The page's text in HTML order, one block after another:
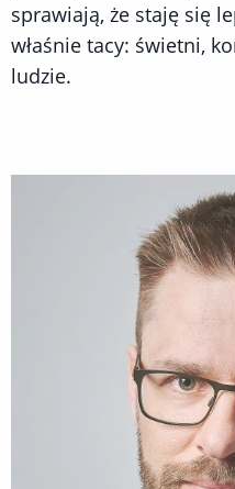
sprawiają, że staję się
właśnie tacy: świetni,
ludzie.